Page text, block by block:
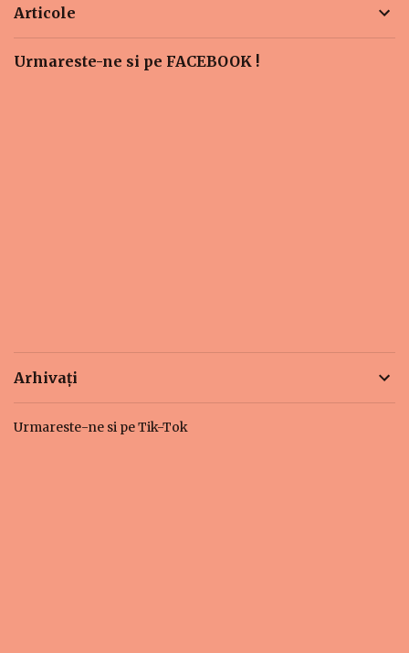
Articole
Urmareste-ne si pe FACEBOOK !
Arhivați
Urmareste-ne si pe Tik-Tok